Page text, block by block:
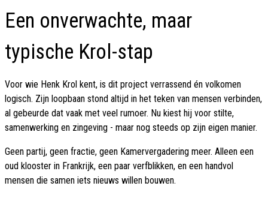
Een onverwachte, maar
typische Krol-stap
Voor wie Henk Krol kent, is dit project verrassend én volkomen
logisch. Zijn loopbaan stond altijd in het teken van mensen verbinden,
al gebeurde dat vaak met veel rumoer. Nu kiest hij voor stilte,
samenwerking en zingeving - maar nog steeds op zijn eigen manier.
Geen partij, geen fractie, geen Kamervergadering meer. Alleen een
oud klooster in Frankrijk, een paar verfblikken, en een handvol
mensen die samen iets nieuws willen bouwen.